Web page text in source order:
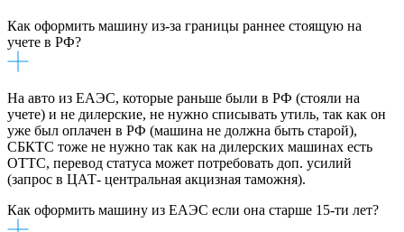
Как оформить машину из-за границы раннее стоящую на
учете в РФ?
На авто из ЕАЭС, которые раньше были в РФ (стояли на
учете) и не дилерские, не нужно списывать утиль, так как он
уже был оплачен в РФ (машина не должна быть старой),
СБКТС тоже не нужно так как на дилерских машинах есть
ОТТС, перевод статуса может потребовать доп. усилий
(запрос в ЦАТ- центральная акцизная таможня).
Как оформить машину из ЕАЭС если она старше 15-ти лет?